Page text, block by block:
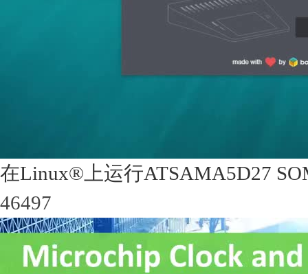
在Linux®上运行ATSAMA5D27
46497